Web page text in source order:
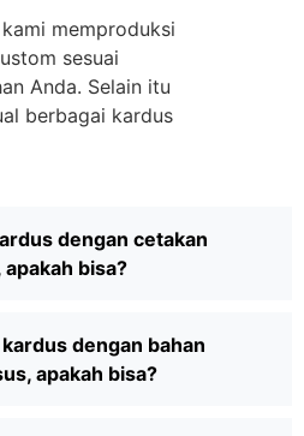
memproduksi
sesuai
Anda. Selain itu
berbagai kardus
dengan cetakan
bisa?
dengan bahan
apakah bisa?